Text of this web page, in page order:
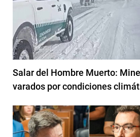
Salar del Hombre Muerto:
varados por condiciones